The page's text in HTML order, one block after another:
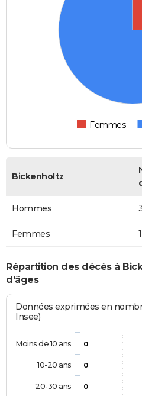
Femmes
Bickenholtz
Hommes
Femmes 1
Répartition des décès à
d'âges
Données exprimées en
Insee)
0
0
0
Moins de 10 ans
10-20 ans
20-30 ans